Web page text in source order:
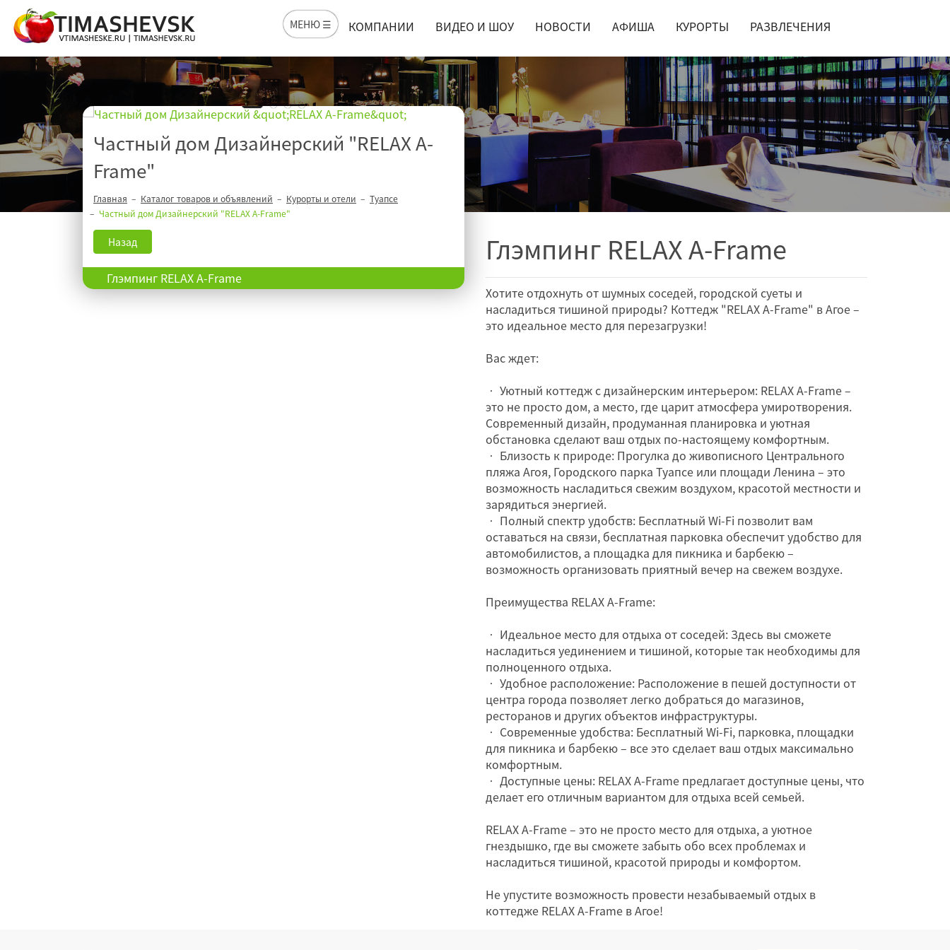
МЕНЮ ☰ КОМПАНИИ ВИДЕО И ШОУ НОВОСТИ АФИША КУРОРТЫ РАЗВЛЕЧЕНИЯ
Частный дом Дизайнерский "RELAX А-
Frame"
Главная Каталог товаров и объявлений Курорты и отели
Туапсе
Частный дом Дизайнерский "RELAX А-Frame"
Назад
Глэмпинг RELAX А-Frame
Глэмпинг RELAX А-Frame
Хотите отдохнуть от шумных соседей, городской суеты и
насладиться тишиной природы? Коттедж "RELAX A-Frame" в Агое –
это идеальное место для перезагрузки!
Вас ждет:
• Уютный коттедж с дизайнерским интерьером: RELAX A-Frame –
это не просто дом, а место, где царит атмосфера умиротворения.
Современный дизайн, продуманная планировка и уютная
обстановка сделают ваш отдых по-настоящему комфортным.
• Близость к природе: Прогулка до живописного Центрального
пляжа Агоя, Городского парка Туапсе или площади Ленина – это
возможность насладиться свежим воздухом, красотой местности и
зарядиться энергией.
• Полный спектр удобств: Бесплатный Wi-Fi позволит вам
оставаться на связи, бесплатная парковка обеспечит удобство для
автомобилистов, а площадка для пикника и барбекю –
возможность организовать приятный вечер на свежем воздухе.
Преимущества RELAX A-Frame:
• Идеальное место для отдыха от соседей: Здесь вы сможете
насладиться уединением и тишиной, которые так необходимы для
полноценного отдыха.
• Удобное расположение: Расположение в пешей доступности от
центра города позволяет легко добраться до магазинов,
ресторанов и других объектов инфраструктуры.
• Современные удобства: Бесплатный Wi-Fi, парковка, площадки
для пикника и барбекю – все это сделает ваш отдых максимально
комфортным.
• Доступные цены: RELAX A-Frame предлагает доступные цены, что
делает его отличным вариантом для отдыха всей семьей.
RELAX A-Frame – это не просто место для отдыха, а уютное
гнездышко, где вы сможете забыть обо всех проблемах и
насладиться тишиной, красотой природы и комфортом.
Не упустите возможность провести незабываемый отдых в
коттедже RELAX A-Frame в Агое!